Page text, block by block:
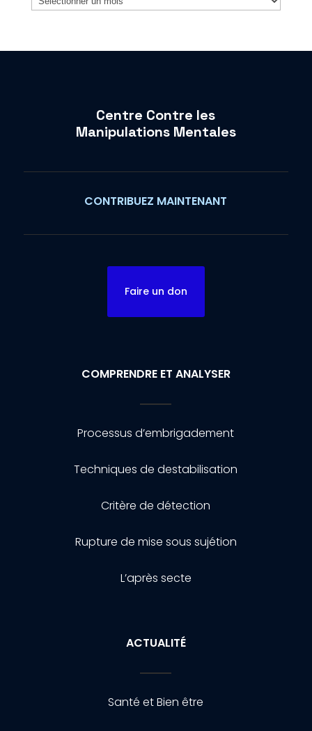
Centre Contre les
Manipulations Mentales
CONTRIBUEZ MAINTENANT
Faire un don
COMPRENDRE ET ANALYSER
Processus d’embrigadement
Techniques de destabilisation
Critère de détection
Rupture de mise sous sujétion
L’après secte
ACTUALITÉ
Santé et Bien être